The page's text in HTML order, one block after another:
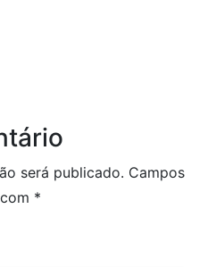
será publicado. Campos
*